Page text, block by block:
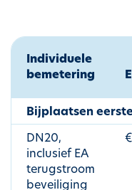
Individuele
bemetering
Bijplaatsen
DN20,
inclusief EA
terugstroom
beveiliging